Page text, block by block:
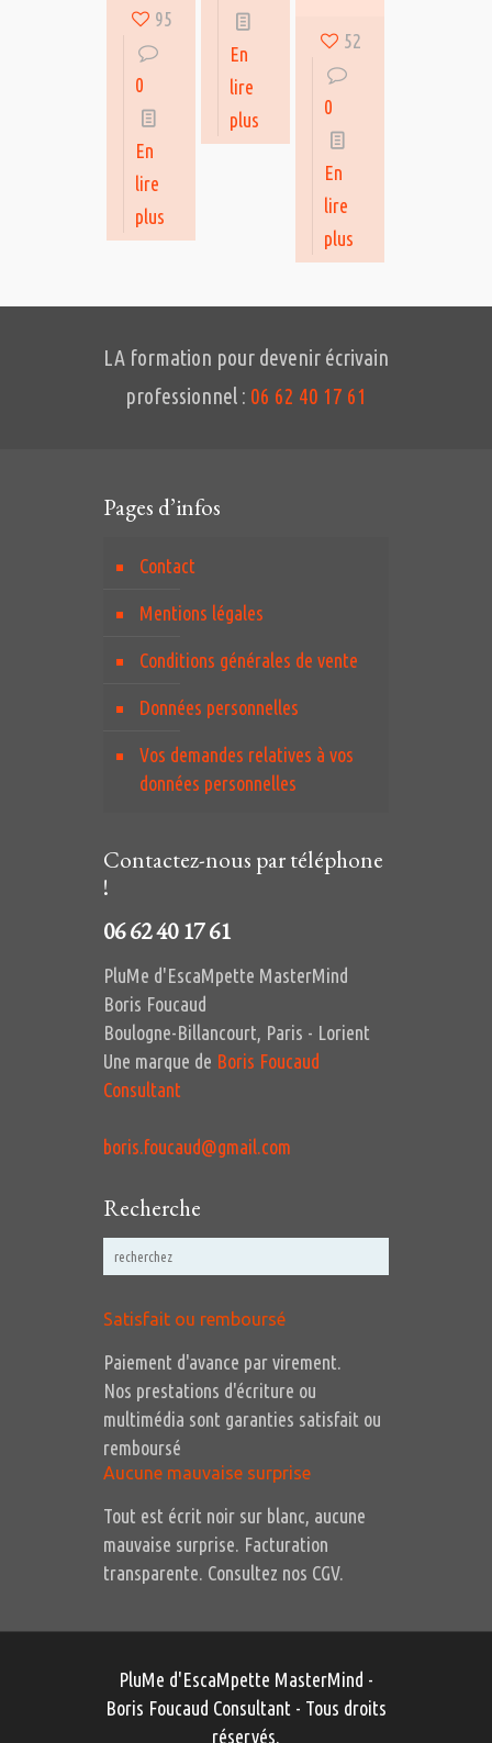
95
0
En
lire
plus
En
lire
plus
52
0
En
lire
plus
LA formation pour devenir écrivain
professionnel : 06 62 40 17 61
Pages d’infos
Contact
Mentions légales
Conditions générales de vente
Données personnelles
Vos demandes relatives à vos
données personnelles
Contactez-nous par téléphone
!
06 62 40 17 61
PluMe d'EscaMpette MasterMind
Boris Foucaud
Boulogne-Billancourt, Paris - Lorient
Une marque de Boris Foucaud
Consultant
boris.foucaud@gmail.com
Recherche
Satisfait ou remboursé
Paiement d'avance par virement.
Nos prestations d'écriture ou
multimédia sont garanties satisfait ou
remboursé
Aucune mauvaise surprise
Tout est écrit noir sur blanc, aucune
mauvaise surprise. Facturation
transparente. Consultez nos CGV.
PluMe d'EscaMpette MasterMind -
Boris Foucaud Consultant - Tous droits
réservés.